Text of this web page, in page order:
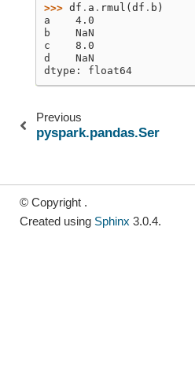
>>> df . a . rmul (df . b )
a    4.0
b    NaN
c    8.0
d    NaN
dtype: float64
Previous
pyspark.pandas.Series.div
© Copyright .
Created using Sphinx 3.0.4.